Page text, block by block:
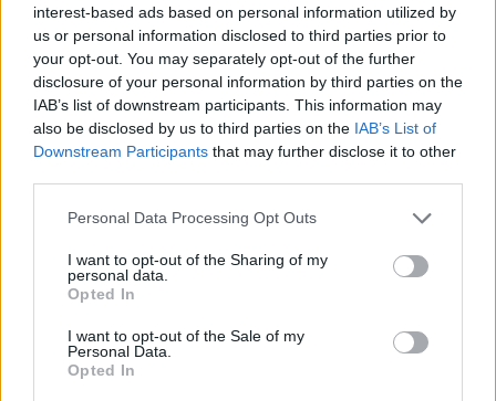
interest-based ads based on personal information utilized by
us or personal information disclosed to third parties prior to
your opt-out. You may separately opt-out of the further
disclosure of your personal information by third parties on the
IAB’s list of downstream participants. This information may
also be disclosed by us to third parties on the IAB’s List of
Downstream Participants that may further disclose it to other
Personal Data Processing Opt Outs
I want to opt-out of the Sharing of my
personal data.
Opted In
I want to opt-out of the Sale of my
Personal Data.
Opted In
CriminalMind:
1